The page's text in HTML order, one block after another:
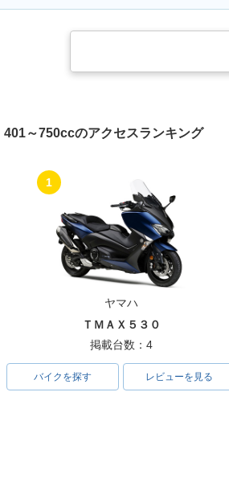
401～750ccのアクセスランキング
1
ヤマハ
ＴＭＡＸ５３０
掲載台数：4
バイクを探す レビューを見る